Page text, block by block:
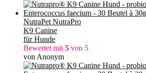
NutraPet NutraPro
K9 Canine
für Hunde
Bewertet mit 5 von 5
von Anonym